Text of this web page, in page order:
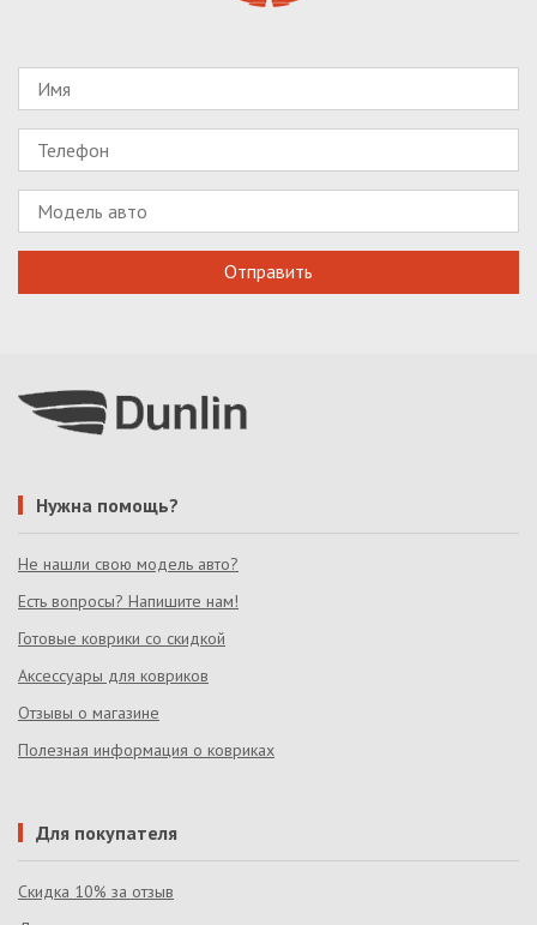
Нужна помощь?
Не нашли свою модель авто?
Есть вопросы? Напишите нам!
Готовые коврики со скидкой
Аксессуары для ковриков
Отзывы о магазине
Полезная информация о ковриках
Для покупателя
Скидка 10% за отзыв